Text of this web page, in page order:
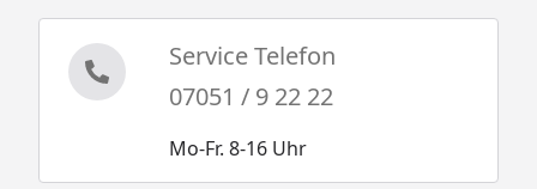
Service Telefon
07051 / 9 22 22
Mo-Fr. 8-16 Uhr